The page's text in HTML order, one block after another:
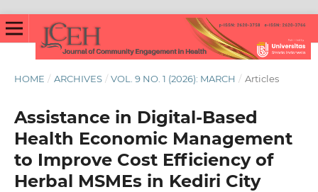
HOME / ARCHIVES / VOL. 9 NO. 1 (2026): MARCH / Articles
Assistance in Digital-Based
Health Economic Management
to Improve Cost Efficiency of
Herbal MSMEs in Kediri City